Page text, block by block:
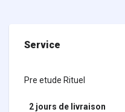
Service
Pre etude Rituel
2 jours de livraison